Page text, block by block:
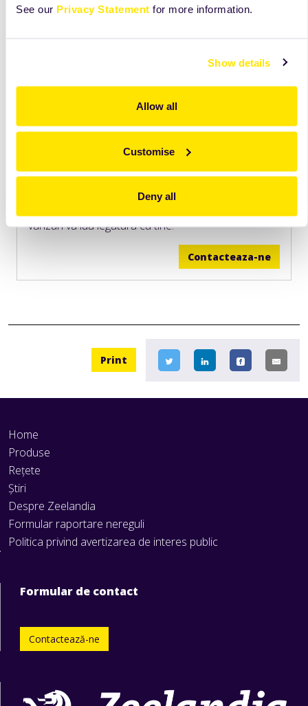
See our Privacy Statement for more information.
Show details
Allow all
Customise
Deny all
Vrei sa afli mai multe informatii?
vanzari va lua legatura cu tine.
Contacteaza-ne
Print
Home
Produse
Rețete
Știri
Despre Zeelandia
Formular raportare nereguli
Politica privind avertizarea de interes public
Formular de contact
Contactează-ne